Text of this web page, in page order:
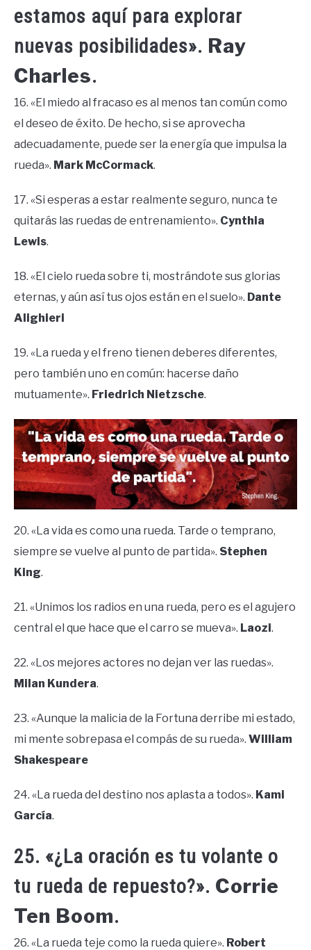
estamos aquí para explorar
nuevas posibilidades». Ray
Charles.
16. «El miedo al fracaso es al menos tan común como
el deseo de éxito. De hecho, si se aprovecha
adecuadamente, puede ser la energía que impulsa la
rueda». Mark McCormack.
17. «Si esperas a estar realmente seguro, nunca te
quitarás las ruedas de entrenamiento». Cynthia
Lewis.
18. «El cielo rueda sobre ti, mostrándote sus glorias
eternas, y aún así tus ojos están en el suelo». Dante
Alighieri
19. «La rueda y el freno tienen deberes diferentes,
pero también uno en común: hacerse daño
mutuamente». Friedrich Nietzsche.
20. «La vida es como una rueda. Tarde o temprano,
siempre se vuelve al punto de partida». Stephen
King.
21. «Unimos los radios en una rueda, pero es el agujero
central el que hace que el carro se mueva». Laozi.
22. «Los mejores actores no dejan ver las ruedas».
Milan Kundera.
23. «Aunque la malicia de la Fortuna derribe mi estado,
mi mente sobrepasa el compás de su rueda». William
Shakespeare
24. «La rueda del destino nos aplasta a todos». Kami
García.
25. «¿La oración es tu volante o
tu rueda de repuesto?». Corrie
Ten Boom.
26. «La rueda teje como la rueda quiere». Robert